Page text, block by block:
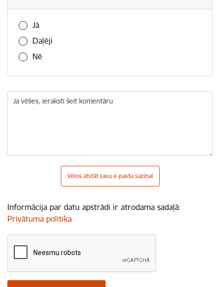
Vai šī informācija bija noderīga?
Jā
Daļēji
Nē
Ja vēlies, ieraksti šeit komentāru
Vēlos atstāt savu e-pastu saziņai
Informācija par datu apstrādi ir atrodama sadaļā:
Privātuma politika